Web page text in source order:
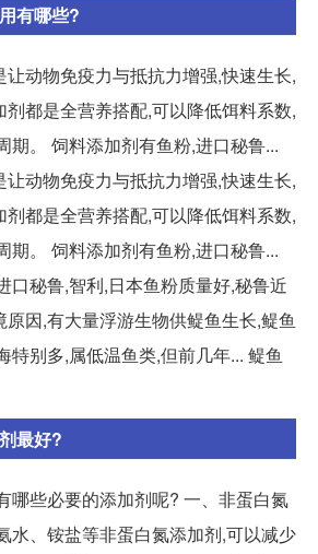
有哪些?
动物免疫力与抵抗力增强,快速生长,
都是全营养搭配,可以降低饵料系数,
期。 饲料添加剂有鱼粉,进口秘鲁...
动物免疫力与抵抗力增强,快速生长,
都是全营养搭配,可以降低饵料系数,
期。 饲料添加剂有鱼粉,进口秘鲁...
口秘鲁,智利,日本鱼粉质量好,秘鲁近
因,有大量浮游生物供鳀鱼生长,鳀鱼
特别多,属低温鱼类,但前几年... 鳀鱼
最好?
哪些必要的添加剂呢? 一、非蛋白氮
水、铵盐等非蛋白氮添加剂,可以减少